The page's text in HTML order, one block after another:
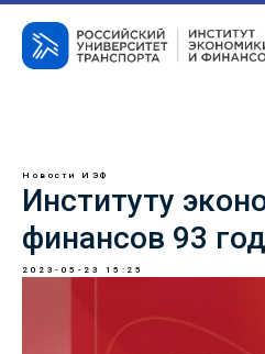
Новости ИЭФ
Институту
финансов 93
2023-05-23 15:25